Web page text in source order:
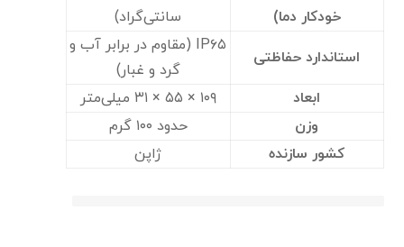
خودکار دما)
سانتی‌گراد)
استاندارد حفاظتی
IP۶۵ (مقاوم در برابر آب و
گرد و غبار)
ابعاد
۱۰۹ × ۵۵ × ۳۱ میلی‌متر
وزن
حدود ۱۰۰ گرم
کشور سازنده
ژاپن